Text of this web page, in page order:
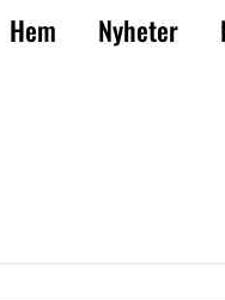
Hem Nyheter